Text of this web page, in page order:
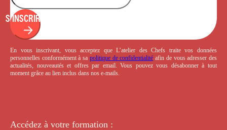
S'INSCRIRE
En vous inscrivant, vous acceptez que L’atelier des Chefs traite vos données
personnelles conformément à sa politique de confidentialité afin de vous adresser des
actualités, nouveautés et offres par email. Vous pouvez vous désabonner à tout
moment grâce au lien inclus dans nos e-mails.
Accédez à votre formation :